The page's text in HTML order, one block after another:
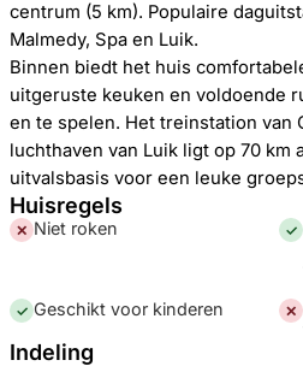
centrum (5 km). Populaire
Malmedy, Spa en Luik.
Binnen biedt het huis
uitgeruste keuken en voldoende
en te spelen. Het treinstation van
luchthaven van Luik ligt op 70 km
uitvalsbasis voor een leuke
Huisregels
✕ Niet roken ✓
✓ Geschikt voor kinderen ✕
Indeling